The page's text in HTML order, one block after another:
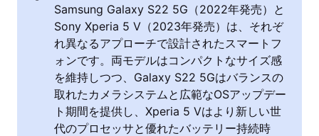
Samsung Galaxy S22 5G（2022年発売）と
Sony Xperia 5 V（2023年発売）は、それぞ
れ異なるアプローチで設計されたスマートフ
ォンです。両モデルはコンパクトなサイズ感
を維持しつつ、Galaxy S22 5Gはバランスの
取れたカメラシステムと広範なOSアップデー
ト期間を提供し、Xperia 5 Vはより新しい世
代のプロセッサと優れたバッテリー持続時